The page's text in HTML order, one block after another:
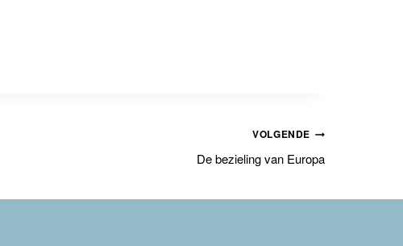
VOLGENDE
De bezieling van Europa